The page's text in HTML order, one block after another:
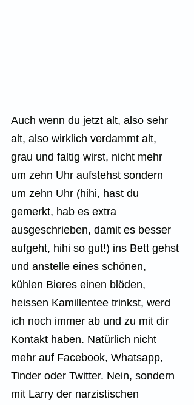
Auch wenn du jetzt alt, also sehr
alt, also wirklich verdammt alt,
grau und faltig wirst, nicht mehr
um zehn Uhr aufstehst sondern
um zehn Uhr (hihi, hast du
gemerkt, hab es extra
ausgeschrieben, damit es besser
aufgeht, hihi so gut!) ins Bett gehst
und anstelle eines schönen,
kühlen Bieres einen blöden,
heissen Kamillentee trinkst, werd
ich noch immer ab und zu mit dir
Kontakt haben. Natürlich nicht
mehr auf Facebook, Whatsapp,
Tinder oder Twitter. Nein, sondern
mit Larry der narzistischen